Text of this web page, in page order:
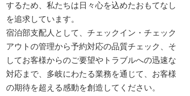
するため、私たちは日々心を込めたおもてなし
を追求しています。
宿泊部支配人として、チェックイン・チェック
アウトの管理から予約対応の品質チェック、そ
してお客様からのご要望やトラブルへの迅速な
対応まで、多岐にわたる業務を通じて、お客様
の期待を超える感動を創造してください。